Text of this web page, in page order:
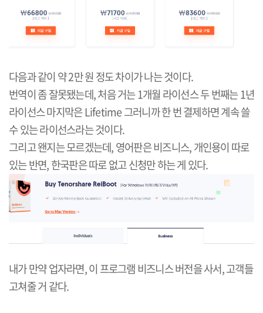
다음과 같이 약 2만 원 정도 차이가 나는 것이다.
번역이 좀 잘못됐는데, 처음 거는 1개월 라이선스 두 번째는 1년
라이선스 마지막은 Lifetime 그러니까 한 번 결제하면 계속 쓸
수 있는 라이선스라는 것이다.
그리고 왠지는 모르겠는데, 영어판은 비즈니스, 개인용이 따로
있는 반면, 한국판은 따로 없고 신청만 하는 게 있다.
내가 만약 업자라면, 이 프로그램 비즈니스 버전을 사서, 고객들
고쳐줄 거 같다.